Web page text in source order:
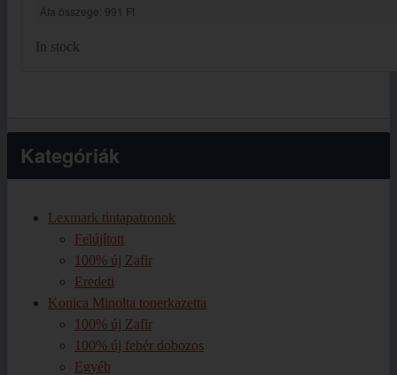
Áfa összege: 991 Ft
In stock
Kategóriák
Lexmark tintapatronok
Felújított
100% új Zafir
Eredeti
Konica Minolta tonerkazetta
100% új Zafir
100% új fehér dobozos
Egyéb